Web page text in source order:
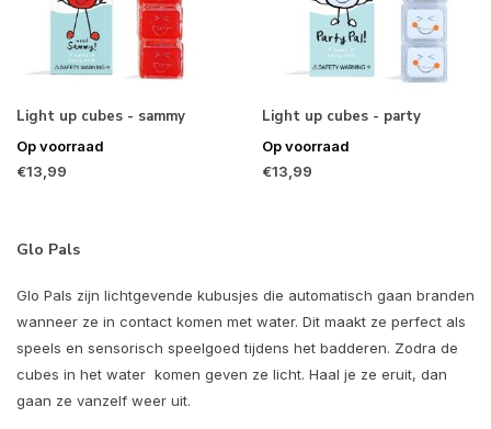
Light up cubes - sammy
Op voorraad
€13,99
Light up cubes - party
Op voorraad
€13,99
Glo Pals
Glo Pals zijn lichtgevende kubusjes die automatisch gaan branden
wanneer ze in contact komen met water. Dit maakt ze perfect als
speels en sensorisch speelgoed tijdens het badderen. Zodra de
cubes in het water komen geven ze licht. Haal je ze eruit, dan
gaan ze vanzelf weer uit.